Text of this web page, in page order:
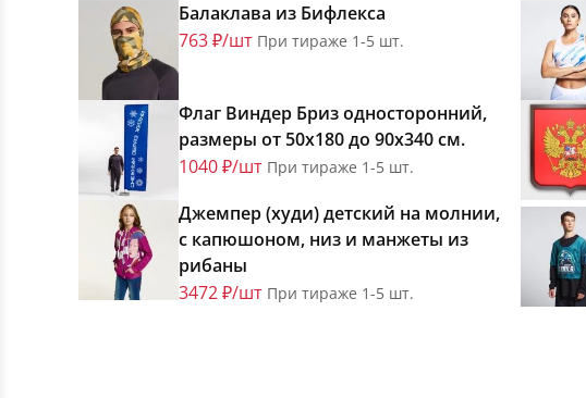
Балаклава из Бифлекса
763 ₽/шт При тираже 1-5 шт.
Флаг Виндер Бриз односторонний,
размеры от 50х180 до 90х340 см.
1040 ₽/шт При тираже 1-5 шт.
Джемпер (худи) детский на молнии,
с капюшоном, низ и манжеты из
рибаны
3472 ₽/шт При тираже 1-5 шт.